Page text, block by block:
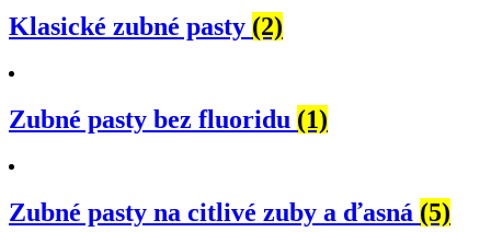
Klasické zubné pasty (2)
Zubné pasty bez fluoridu (1)
Zubné pasty na citlivé zuby a ďasná (5)